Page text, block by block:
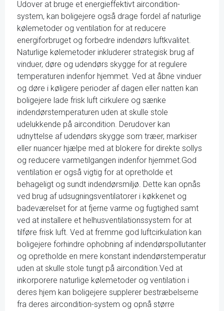
Udover at bruge et energieffektivt aircondition-
system, kan boligejere også drage fordel af naturlige
kølemetoder og ventilation for at reducere
energiforbruget og forbedre indendørs luftkvalitet.
Naturlige kølemetoder inkluderer strategisk brug af
vinduer, døre og udendørs skygge for at regulere
temperaturen indenfor hjemmet. Ved at åbne vinduer
og døre i køligere perioder af dagen eller natten kan
boligejere lade frisk luft cirkulere og sænke
indendørstemperaturen uden at skulle stole
udelukkende på aircondition. Derudover kan
udnyttelse af udendørs skygge som træer, markiser
eller nuancer hjælpe med at blokere for direkte sollys
og reducere varmetilgangen indenfor hjemmet.God
ventilation er også vigtig for at opretholde et
behageligt og sundt indendørsmiljø. Dette kan opnås
ved brug af udsugningsventilatorer i køkkenet og
badeværelset for at fjerne varme og fugtighed samt
ved at installere et helhusventilationssystem for at
tilføre frisk luft. Ved at fremme god luftcirkulation kan
boligejere forhindre ophobning af indendørspollutanter
og opretholde en mere konstant indendørstemperatur
uden at skulle stole tungt på aircondition.Ved at
inkorporere naturlige kølemetoder og ventilation i
deres hjem kan boligejere supplerer bestræbelserne
fra deres aircondition-system og opnå større